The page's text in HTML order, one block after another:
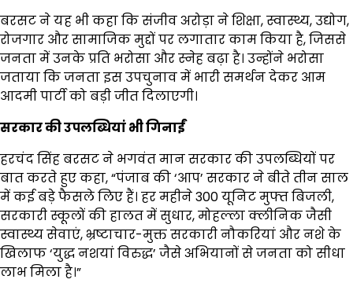
बरसट ने यह भी कहा कि संजीव अरोड़ा ने शिक्षा, स्वास्थ्य, उद्योग,
रोजगार और सामाजिक मुद्दों पर लगातार काम किया है, जिससे
जनता में उनके प्रति भरोसा और स्नेह बढ़ा है। उन्होंने भरोसा
जताया कि जनता इस उपचुनाव में भारी समर्थन देकर आम
आदमी पार्टी को बड़ी जीत दिलाएगी।
सरकार की उपलब्धियां भी गिनाईं
हरचंद सिंह बरसट ने भगवंत मान सरकार की उपलब्धियों पर
बात करते हुए कहा, “पंजाब की ‘आप’ सरकार ने बीते तीन साल
में कई बड़े फैसले लिए हैं। हर महीने 300 यूनिट मुफ्त बिजली,
सरकारी स्कूलों की हालत में सुधार, मोहल्ला क्लीनिक जैसी
स्वास्थ्य सेवाएं, भ्रष्टाचार-मुक्त सरकारी नौकरियां और नशे के
खिलाफ ‘युद्ध नशयां विरुद्ध’ जैसे अभियानों से जनता को सीधा
लाभ मिला है।”